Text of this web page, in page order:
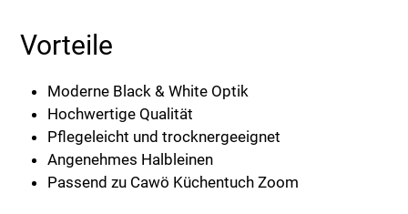
Vorteile
Moderne Black & White Optik
Hochwertige Qualität
Pflegeleicht und trocknergeeignet
Angenehmes Halbleinen
Passend zu Cawö Küchentuch Zoom